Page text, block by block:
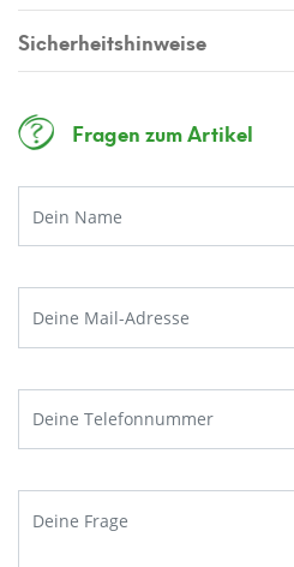
Sicherheitshinweise
Fragen zum Artikel